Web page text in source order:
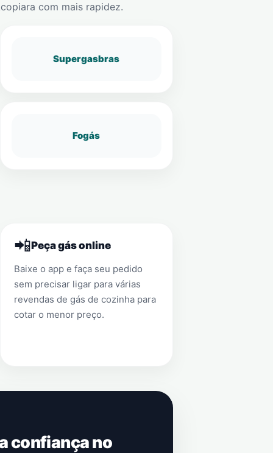
com mais rapidez.
Supergasbras
Fogás
📲Peça gás online
Baixe o app e faça seu pedido
sem precisar ligar para várias
revendas de gás de cozinha para
cotar o menor preço.
confiança no